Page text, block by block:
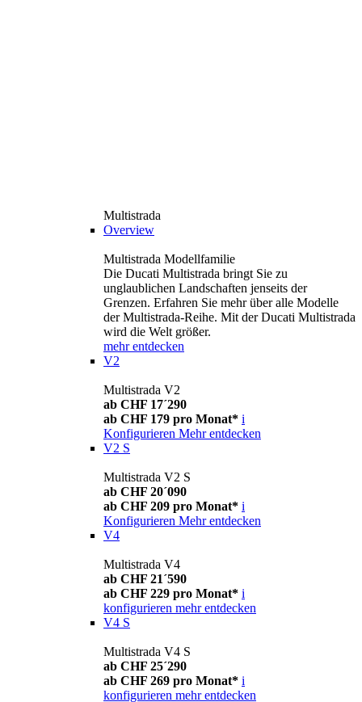
Multistrada
Overview
Multistrada Modellfamilie
Die Ducati Multistrada bringt Sie zu
unglaublichen Landschaften jenseits der
Grenzen. Erfahren Sie mehr über alle Modelle
der Multistrada-Reihe. Mit der Ducati Multistrada
wird die Welt größer.
mehr entdecken
V2
Multistrada V2
ab CHF 17´290
ab CHF 179 pro Monat* i
Konfigurieren Mehr entdecken
V2 S
Multistrada V2 S
ab CHF 20´090
ab CHF 209 pro Monat* i
Konfigurieren Mehr entdecken
V4
Multistrada V4
ab CHF 21´590
ab CHF 229 pro Monat* i
konfigurieren mehr entdecken
V4 S
Multistrada V4 S
ab CHF 25´290
ab CHF 269 pro Monat* i
konfigurieren mehr entdecken